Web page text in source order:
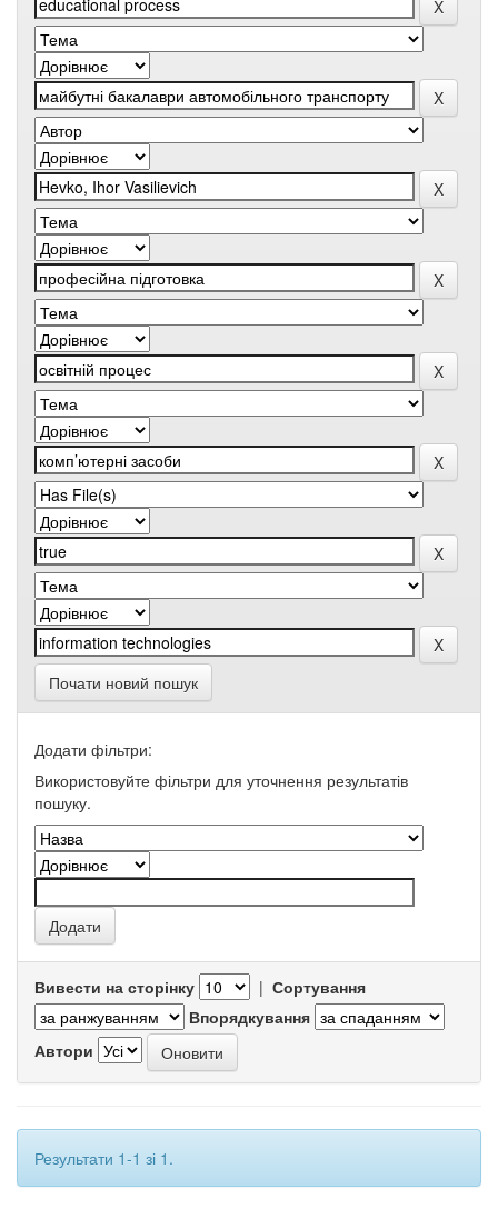
Почати новий пошук
Додати фільтри:
Використовуйте фільтри для уточнення результатів
пошуку.
Вивести на сторінку | Сортування
Впорядкування
Автори
Результати 1-1 зі 1.